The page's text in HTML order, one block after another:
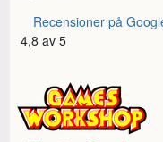
Recensioner på
4,8 av 5